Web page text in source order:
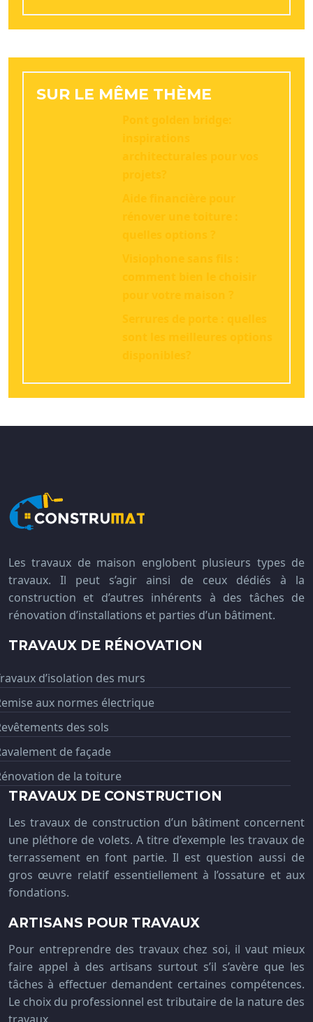
SUR LE MÊME THÈME
Pont golden bridge:
inspirations
architecturales pour vos
projets?
Aide financière pour
rénover une toiture :
quelles options ?
Visiophone sans fils :
comment bien le choisir
pour votre maison ?
Serrures de porte : quelles
sont les meilleures options
disponibles?
Les travaux de maison englobent plusieurs types de
travaux. Il peut s’agir ainsi de ceux dédiés à la
construction et d’autres inhérents à des tâches de
rénovation d’installations et parties d’un bâtiment.
TRAVAUX DE RÉNOVATION
d’isolation des murs
aux normes électrique
des sols
de façade
de la toiture
TRAVAUX DE CONSTRUCTION
Les travaux de construction d’un bâtiment concernent
une pléthore de volets. A titre d’exemple les travaux de
terrassement en font partie. Il est question aussi de
gros œuvre relatif essentiellement à l’ossature et aux
fondations.
ARTISANS POUR TRAVAUX
Pour entreprendre des travaux chez soi, il vaut mieux
faire appel à des artisans surtout s’il s’avère que les
tâches à effectuer demandent certaines compétences.
Le choix du professionnel est tributaire de la nature des